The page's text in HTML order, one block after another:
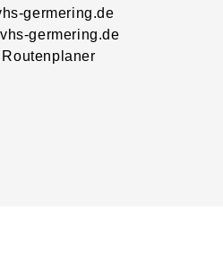
germering.de
germering.de
Routenplaner